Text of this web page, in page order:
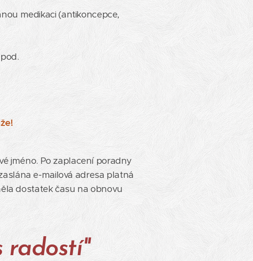
medikaci (antikoncepce,
jméno. Po zaplacení poradny
e-mailová adresa platná
dostatek času na obnovu
radostí"